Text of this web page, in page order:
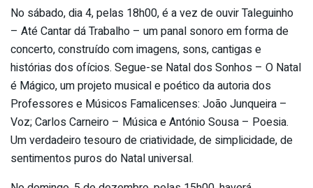
No sábado, dia 4, pelas 18h00, é a vez de ouvir Taleguinho
– Até Cantar dá Trabalho – um panal sonoro em forma de
concerto, construído com imagens, sons, cantigas e
histórias dos ofícios. Segue-se Natal dos Sonhos – O Natal
é Mágico, um projeto musical e poético da autoria dos
Professores e Músicos Famalicenses: João Junqueira –
Voz; Carlos Carneiro – Música e António Sousa – Poesia.
Um verdadeiro tesouro de criatividade, de simplicidade, de
sentimentos puros do Natal universal.